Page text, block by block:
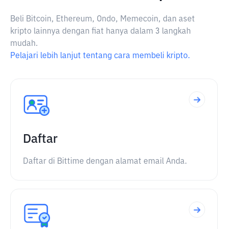
Beli Bitcoin, Ethereum, Ondo, Memecoin, dan aset
kripto lainnya dengan fiat hanya dalam 3 langkah
mudah.
Pelajari lebih lanjut tentang cara membeli kripto.
Daftar
Daftar di Bittime dengan alamat email Anda.